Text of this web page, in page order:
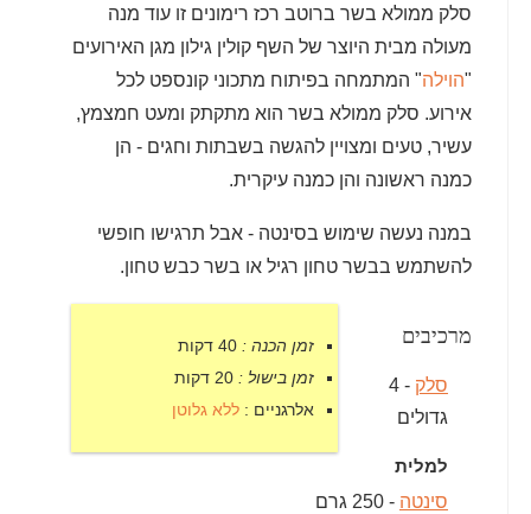
סלק ממולא בשר ברוטב רכז רימונים זו עוד מנה
מעולה מבית היוצר של השף קולין גילון מגן האירועים
"הוילה" המתמחה בפיתוח מתכוני קונספט לכל
אירוע. סלק ממולא בשר הוא מתקתק ומעט חמצמץ,
עשיר, טעים ומצויין להגשה בשבתות וחגים - הן
כמנה ראשונה והן כמנה עיקרית.
במנה נעשה שימוש בסינטה - אבל תרגישו חופשי
להשתמש בבשר טחון רגיל או בשר כבש טחון.
זמן הכנה : 40 דקות
זמן בישול : 20 דקות
אלרגניים : ללא גלוטן
מרכיבים
סלק
- 4
גדולים
למלית
סינטה - 250 גרם